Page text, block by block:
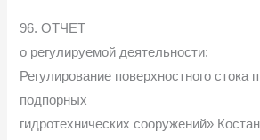
96. ОТЧЕТ
о регулируемой деятельности:
Регулирование поверхностного стока
подпорных
гидротехнических сооружений»